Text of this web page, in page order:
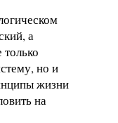
а
но и
жизни
на